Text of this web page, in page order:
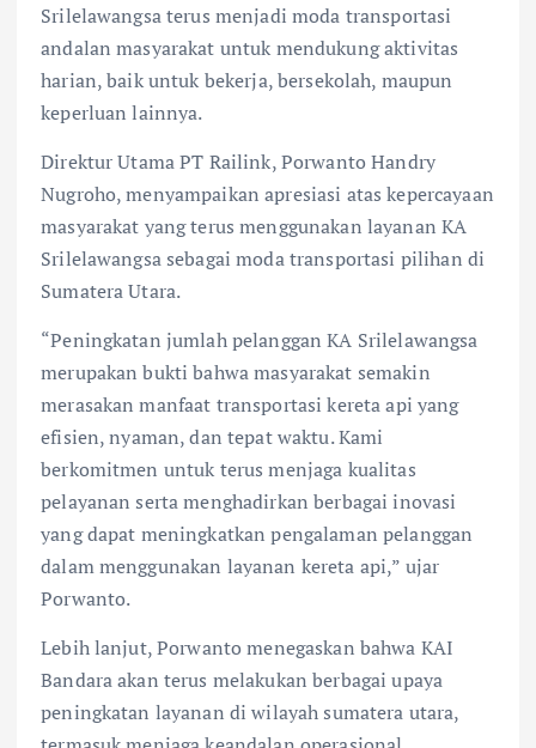
Srilelawangsa terus menjadi moda transportasi
andalan masyarakat untuk mendukung aktivitas
harian, baik untuk bekerja, bersekolah, maupun
keperluan lainnya.
Direktur Utama PT Railink, Porwanto Handry
Nugroho, menyampaikan apresiasi atas kepercayaan
masyarakat yang terus menggunakan layanan KA
Srilelawangsa sebagai moda transportasi pilihan di
Sumatera Utara.
“Peningkatan jumlah pelanggan KA Srilelawangsa
merupakan bukti bahwa masyarakat semakin
merasakan manfaat transportasi kereta api yang
efisien, nyaman, dan tepat waktu. Kami
berkomitmen untuk terus menjaga kualitas
pelayanan serta menghadirkan berbagai inovasi
yang dapat meningkatkan pengalaman pelanggan
dalam menggunakan layanan kereta api,” ujar
Porwanto.
Lebih lanjut, Porwanto menegaskan bahwa KAI
Bandara akan terus melakukan berbagai upaya
peningkatan layanan di wilayah sumatera utara,